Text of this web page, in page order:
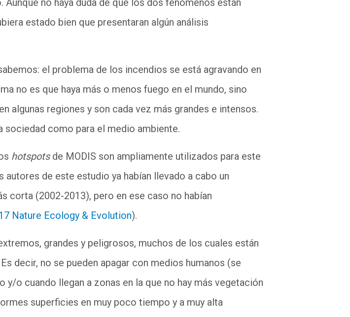
estado bien que presentaran algún análisis
el problema de los incendios se está agravando en
no es que haya más o menos fuego en el mundo, sino
algunas regiones y son cada vez más grandes e intensos.
sociedad como para el medio ambiente.
hotspotsde MODIS son ampliamente utilizados para este
de este estudio ya habían llevado a cabo un
corta (2002-2013), pero en ese caso no habían
Nature Ecology & Evolution).
grandes y peligrosos, muchos de los cuales están
decir, no se pueden apagar con medios humanos (se
y/o cuando llegan a zonas en la que no hay más vegetación
superficies en muy poco tiempo y a muy alta